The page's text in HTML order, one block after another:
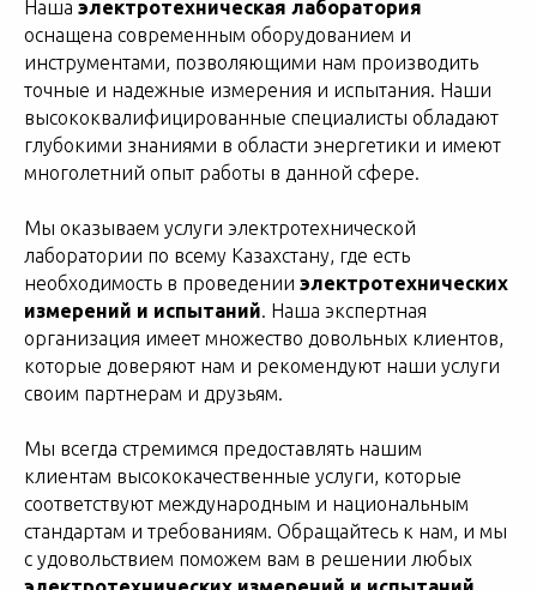
Наша электротехническая лаборатория
оснащена современным оборудованием и
инструментами, позволяющими нам производить
точные и надежные измерения и испытания. Наши
высококвалифицированные специалисты обладают
глубокими знаниями в области энергетики и имеют
многолетний опыт работы в данной сфере.
Мы оказываем услуги электротехнической
лаборатории по всему Казахстану, где есть
необходимость в проведении электротехнических
измерений и испытаний. Наша экспертная
организация имеет множество довольных клиентов,
которые доверяют нам и рекомендуют наши услуги
своим партнерам и друзьям.
Мы всегда стремимся предоставлять нашим
клиентам высококачественные услуги, которые
соответствуют международным и национальным
стандартам и требованиям. Обращайтесь к нам, и мы
с удовольствием поможем вам в решении любых